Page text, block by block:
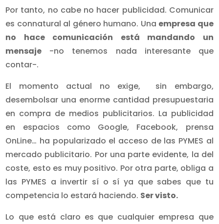
Por tanto, no cabe no hacer publicidad. Comunicar
es connatural al género humano. Una empresa que
no hace comunicación está mandando un
mensaje -no tenemos nada interesante que
contar-.
El momento actual no exige, sin embargo,
desembolsar una enorme cantidad presupuestaria
en compra de medios publicitarios. La publicidad
en espacios como Google, Facebook, prensa
OnLine… ha popularizado el acceso de las PYMES al
mercado publicitario. Por una parte evidente, la del
coste, esto es muy positivo. Por otra parte, obliga a
las PYMES a invertir sí o sí ya que sabes que tu
competencia lo estará haciendo. Ser visto.
Lo que está claro es que cualquier empresa que